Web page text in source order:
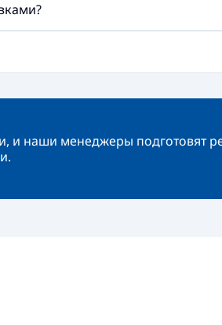
и наши менеджеры подготовят